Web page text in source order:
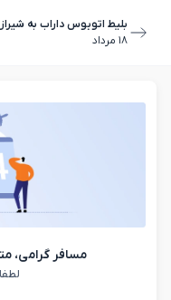
بلیط اتوبوس داراب به شیراز
١٨ مرداد
مسافر گرامی،